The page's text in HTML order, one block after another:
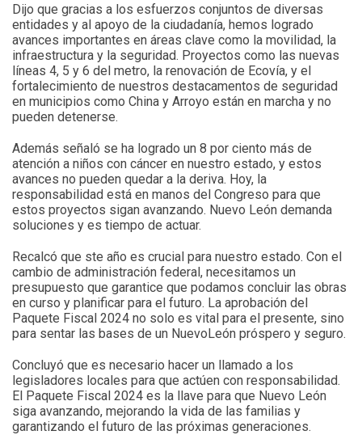
Dijo que gracias a los esfuerzos conjuntos de diversas
entidades y al apoyo de la ciudadanía, hemos logrado
avances importantes en áreas clave como la movilidad, la
infraestructura y la seguridad. Proyectos como las nuevas
líneas 4, 5 y 6 del metro, la renovación de Ecovía, y el
fortalecimiento de nuestros destacamentos de seguridad
en municipios como China y Arroyo están en marcha y no
pueden detenerse.
Además señaló se ha logrado un 8 por ciento más de
atención a niños con cáncer en nuestro estado, y estos
avances no pueden quedar a la deriva. Hoy, la
responsabilidad está en manos del Congreso para que
estos proyectos sigan avanzando. Nuevo León demanda
soluciones y es tiempo de actuar.
Recalcó que ste año es crucial para nuestro estado. Con el
cambio de administración federal, necesitamos un
presupuesto que garantice que podamos concluir las obras
en curso y planificar para el futuro. La aprobación del
Paquete Fiscal 2024 no solo es vital para el presente, sino
para sentar las bases de un NuevoLeón próspero y seguro.
Concluyó que es necesario hacer un llamado a los
legisladores locales para que actúen con responsabilidad.
El Paquete Fiscal 2024 es la llave para que Nuevo León
siga avanzando, mejorando la vida de las familias y
garantizando el futuro de las próximas generaciones.